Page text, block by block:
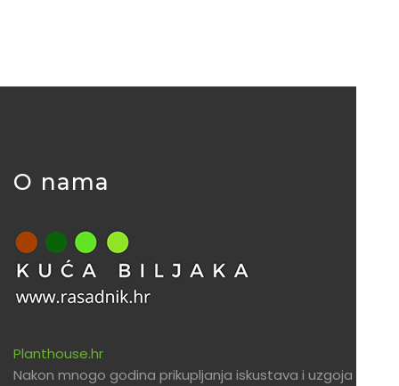
O nama
Planthouse.hr
Nakon mnogo godina prikupljanja iskustava i uzgoja